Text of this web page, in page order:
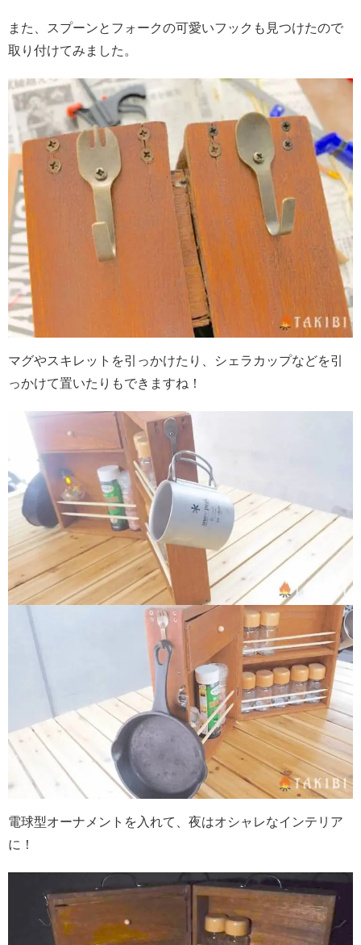
また、スプーンとフォークの可愛いフックも見つけたので
取り付けてみました。
マグやスキレットを引っかけたり、シェラカップなどを引
っかけて置いたりもできますね！
電球型オーナメントを入れて、夜はオシャレなインテリア
に！